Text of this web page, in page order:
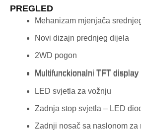
PREGLED
Mehanizam mjenjača
Novi dizajn prednjeg dijela
2WD pogon
Multifunckionalni TFT display
Multifunckionalni TFT display
LED svjetla za vožnju
Zadnja stop svjetla – LED
Zadnji nosač sa naslonom za